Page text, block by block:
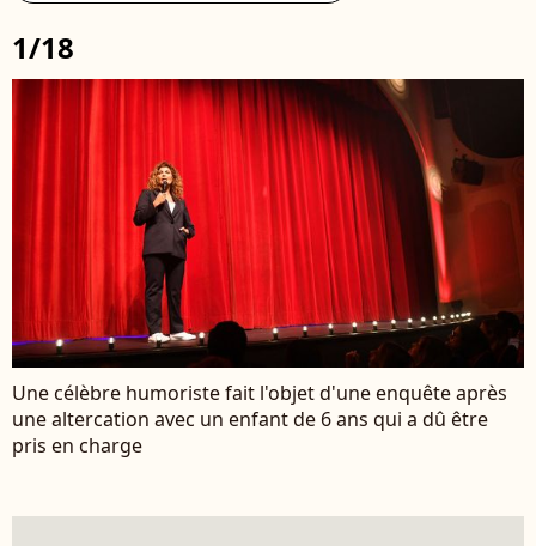
1/18
Une célèbre humoriste fait l'objet d'une enquête après
une altercation avec un enfant de 6 ans qui a dû être
pris en charge